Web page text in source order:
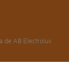
de AB Electrolux